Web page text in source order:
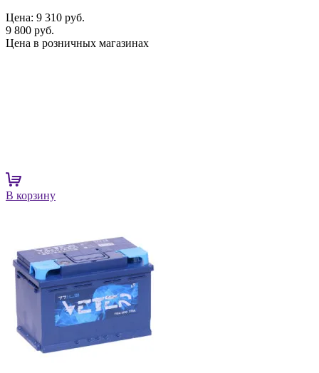
Цена: 9 310 руб.
9 800 руб.
Цена в розничных магазинах
В корзину